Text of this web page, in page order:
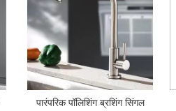
पारंपरिक पॉलिशिंग ब्रशिंग सिंगल